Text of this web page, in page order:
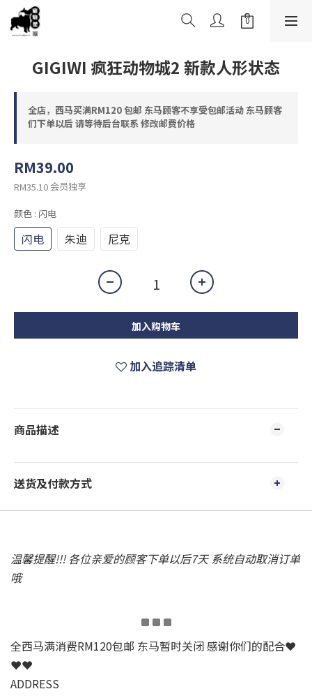
GIGIWI 疯狂动物城2 新款人形状态
全店，西马买满RM120 包邮 东马顾客不享受包邮活动 东马顾客
们下单以后 请等待后台联系 修改邮费价格
RM39.00
RM35.10 会员独享
颜色 : 闪电
闪电 朱迪 尼克
加入购物车
加入追踪清单
商品描述
送货及付款方式
温馨提醒!!! 各位亲爱的顾客下单以后7天 系统自动取消订单
哦
全西马满消费RM120包邮 东马暂时关闭 感谢你们的配合❤
❤❤
ADDRESS